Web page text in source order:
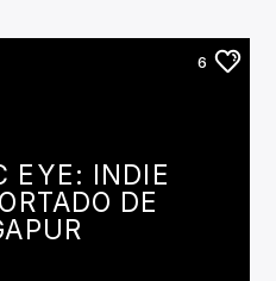
6
EYE: INDIE
DE